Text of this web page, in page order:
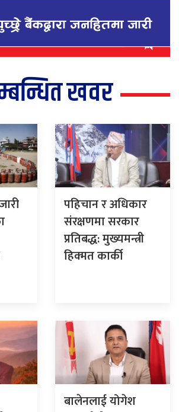
खवर
पहिचान र अधिकार
संरक्षणमा सरकार
प्रतिबद्ध: मुख्यमन्त्री
हिक्मत कार्की
बालेनलाई योगेश